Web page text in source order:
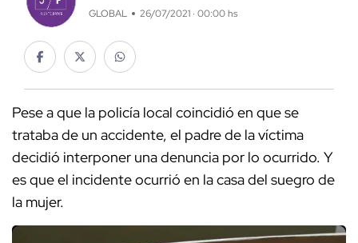
GLOBAL 26/07/2021 · 00:00 hs
Pese a que la policía local coincidió en que se
trataba de un accidente, el padre de la víctima
decidió interponer una denuncia por lo ocurrido. Y
es que el incidente ocurrió en la casa del suegro de
la mujer.